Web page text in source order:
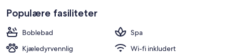
Eksteriør
Populære fasiliteter
Boblebad
Spa
Kjæledyrvennlig
Wi-fi inkludert